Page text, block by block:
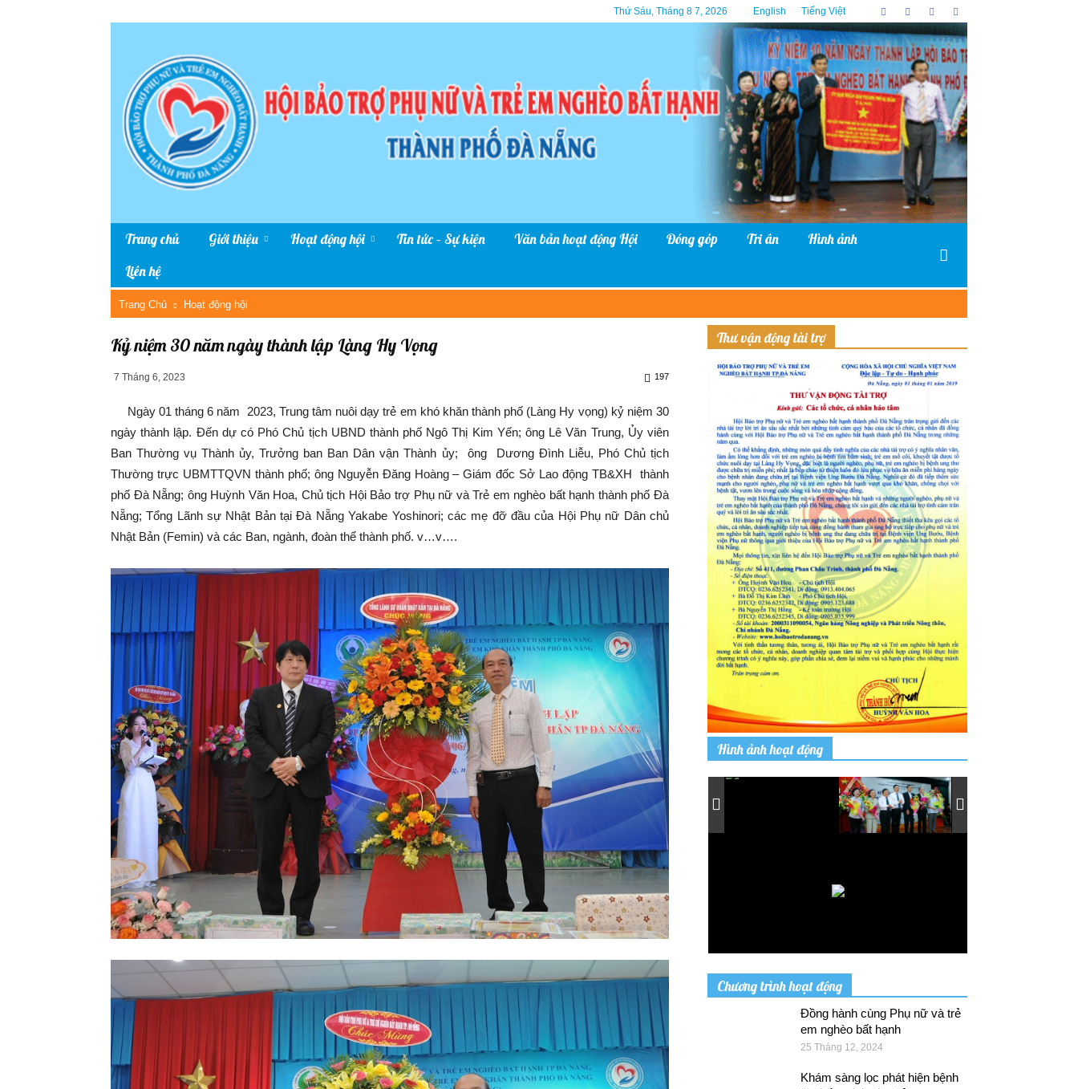
Thứ Sáu, Tháng 8 7, 2026 English Tiếng Việt
Trang chủ Giới thiệu Hoạt động hội Tin tức – Sự kiện Văn bản hoạt động Hội Đóng góp Tri ân
Hình ảnh
Liên hệ
Trang Chủ Hoạt động hội
Kỷ niệm 30 năm ngày thành lập Làng Hy Vọng
7 Tháng 6, 2023 197
Ngày 01 tháng 6 năm 2023, Trung tâm nuôi dạy trẻ em khó khăn thành phố (Làng Hy vọng) kỷ niệm 30
ngày thành lập. Đến dự có Phó Chủ tịch UBND thành phố Ngô Thị Kim Yến; ông Lê Văn Trung, Ủy viên
Ban Thường vụ Thành ủy, Trưởng ban Ban Dân vận Thành ủy; ông Dương Đình Liễu, Phó Chủ tịch
Thường trực UBMTTQVN thành phố; ông Nguyễn Đăng Hoàng – Giám đốc Sở Lao động TB&XH thành
phố Đà Nẵng; ông Huỳnh Văn Hoa, Chủ tịch Hội Bảo trợ Phụ nữ và Trẻ em nghèo bất hạnh thành phố Đà
Nẵng; Tổng Lãnh sự Nhật Bản tại Đà Nẵng Yakabe Yoshinori; các mẹ đỡ đầu của Hội Phụ nữ Dân chủ
Nhật Bản (Femin) và các Ban, ngành, đoàn thể thành phố. v…v….
Thư vận động tài trợ
Hình ảnh hoạt động
Chương trình hoạt động
Đồng hành cùng Phụ nữ và trẻ
em nghèo bất hạnh
25 Tháng 12, 2024
Khám sàng lọc phát hiện bệnh